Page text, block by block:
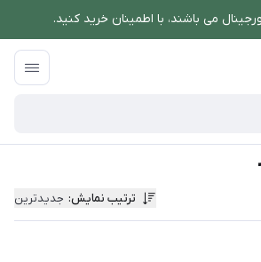
می باشند، با اطمینان خرید کنید.
ترتیب نمایش: جدیدترین